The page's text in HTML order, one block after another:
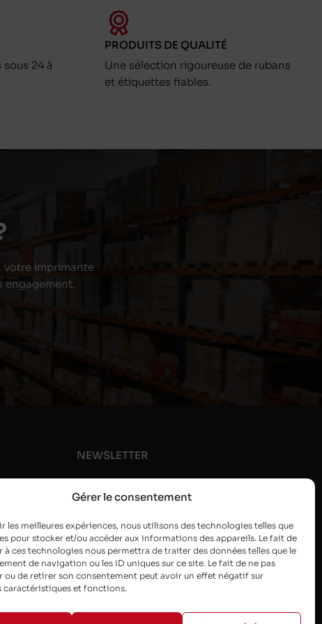
Gérer le consentement
les meilleures expériences, nous utilisons des technologies telles que
pour stocker et/ou accéder aux informations des appareils. Le fait de
à ces technologies nous permettra de traiter des données telles que le
de navigation ou les ID uniques sur ce site. Le fait de ne pas
ou de retirer son consentement peut avoir un effet négatif sur
caractéristiques et fonctions.
24 à
PRODUITS DE QUALITÉ
Une sélection rigoureuse de rubans
et étiquettes fiables.
votre imprimante
engagement.
NEWSLETTER